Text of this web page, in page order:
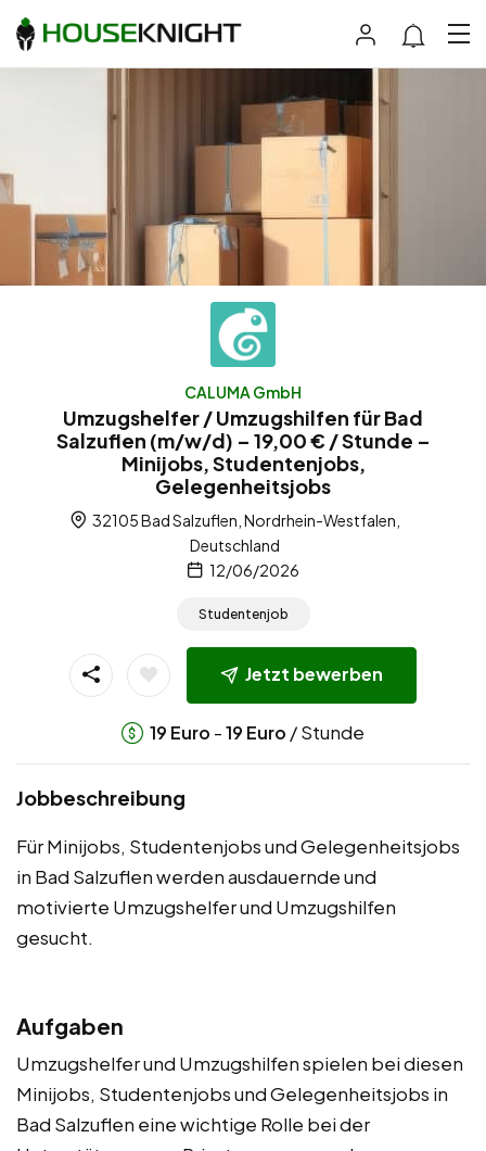
CALUMA GmbH
Umzugshelfer / Umzugshilfen für Bad
Salzuflen (m/w/d) – 19,00 € / Stunde –
Minijobs, Studentenjobs,
Gelegenheitsjobs
32105 Bad Salzuflen, Nordrhein-Westfalen,
Deutschland
12/06/2026
Studentenjob
Jetzt bewerben
19 Euro -19 Euro / Stunde
Jobbeschreibung
Für Minijobs, Studentenjobs und Gelegenheitsjobs
in Bad Salzuflen werden ausdauernde und
motivierte Umzugshelfer und Umzugshilfen
gesucht.
Aufgaben
Umzugshelfer und Umzugshilfen spielen bei diesen
Minijobs, Studentenjobs und Gelegenheitsjobs in
Bad Salzuflen eine wichtige Rolle bei der